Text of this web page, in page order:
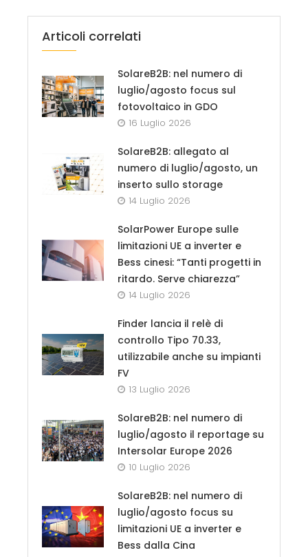
Articoli correlati
SolareB2B: nel numero di
luglio/agosto focus sul
fotovoltaico in GDO
16 Luglio 2026
SolareB2B: allegato al
numero di luglio/agosto, un
inserto sullo storage
14 Luglio 2026
SolarPower Europe sulle
limitazioni UE a inverter e
Bess cinesi: “Tanti progetti in
ritardo. Serve chiarezza”
14 Luglio 2026
Finder lancia il relè di
controllo Tipo 70.33,
utilizzabile anche su impianti
FV
13 Luglio 2026
SolareB2B: nel numero di
luglio/agosto il reportage su
Intersolar Europe 2026
10 Luglio 2026
SolareB2B: nel numero di
luglio/agosto focus su
limitazioni UE a inverter e
Bess dalla Cina